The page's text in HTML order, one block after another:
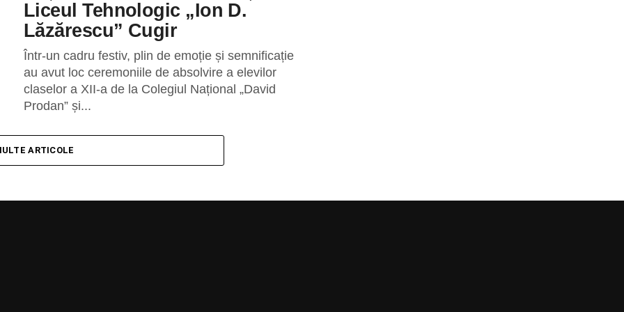
Liceul Tehnologic „Ion D.
Lăzărescu” Cugir
Într-un cadru festiv, plin de emoție și semnificație
au avut loc ceremoniile de absolvire a elevilor
claselor a XII-a de la Colegiul Național „David
Prodan” și...
ARTICOLE